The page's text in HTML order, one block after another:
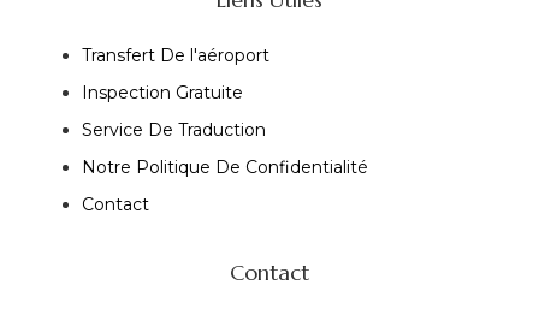
Transfert De l'aéroport
Inspection Gratuite
Service De Traduction
Notre Politique De Confidentialité
Contact
Contact